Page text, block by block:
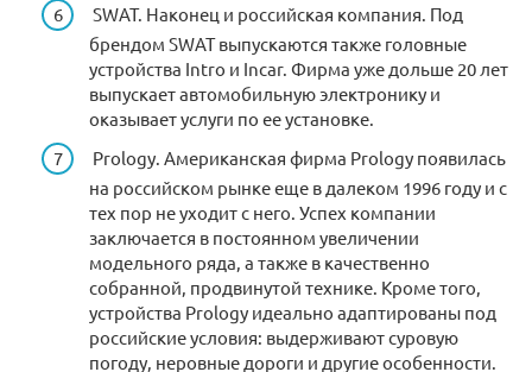
SWAT. Наконец и российская компания. Под
брендом SWAT выпускаются также головные
устройства Intro и Incar. Фирма уже дольше 20 лет
выпускает автомобильную электронику и
оказывает услуги по ее установке.
Prology. Американская фирма Prology появилась
на российском рынке еще в далеком 1996 году и с
тех пор не уходит с него. Успех компании
заключается в постоянном увеличении
модельного ряда, а также в качественно
собранной, продвинутой технике. Кроме того,
устройства Prology идеально адаптированы под
российские условия: выдерживают суровую
погоду, неровные дороги и другие особенности.